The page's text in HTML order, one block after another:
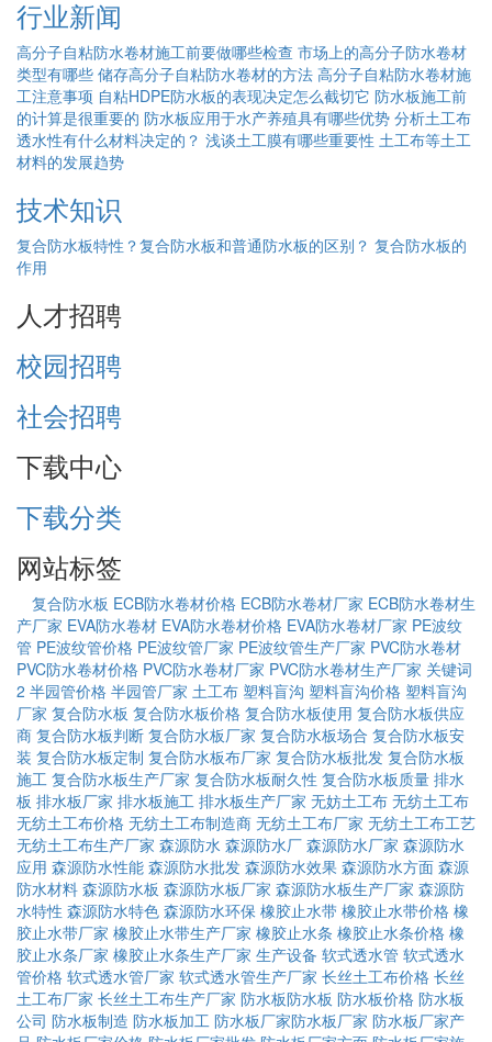
行业新闻
高分子自粘防水卷材施工前要做哪些检查 市场上的高分子防水卷材
类型有哪些 储存高分子自粘防水卷材的方法 高分子自粘防水卷材施
工注意事项 自粘HDPE防水板的表现决定怎么截切它 防水板施工前
的计算是很重要的 防水板应用于水产养殖具有哪些优势 分析土工布
透水性有什么材料决定的？ 浅谈土工膜有哪些重要性 土工布等土工
材料的发展趋势
技术知识
复合防水板特性？​复合防水板和普通防水板的区别？ 复合防水板的
作用
人才招聘
校园招聘
社会招聘
下载中心
下载分类
网站标签
复合防水板 ECB防水卷材价格 ECB防水卷材厂家 ECB防水卷材生
产厂家 EVA防水卷材 EVA防水卷材价格 EVA防水卷材厂家 PE波纹
管 PE波纹管价格 PE波纹管厂家 PE波纹管生产厂家 PVC防水卷材
PVC防水卷材价格 PVC防水卷材厂家 PVC防水卷材生产厂家 关键词
2 半园管价格 半园管厂家 土工布 塑料盲沟 塑料盲沟价格 塑料盲沟
厂家 复合防水板 复合防水板价格 复合防水板使用 复合防水板供应
商 复合防水板判断 复合防水板厂家 复合防水板场合 复合防水板安
装 复合防水板定制 复合防水板布厂家 复合防水板批发 复合防水板
施工 复合防水板生产厂家 复合防水板耐久性 复合防水板质量 排水
板 排水板厂家 排水板施工 排水板生产厂家 无妨土工布 无纺土工布
无纺土工布价格 无纺土工布制造商 无纺土工布厂家 无纺土工布工艺
无纺土工布生产厂家 森源防水 森源防水厂 森源防水厂家 森源防水
应用 森源防水性能 森源防水批发 森源防水效果 森源防水方面 森源
防水材料 森源防水板 森源防水板厂家 森源防水板生产厂家 森源防
水特性 森源防水特色 森源防水环保 橡胶止水带 橡胶止水带价格 橡
胶止水带厂家 橡胶止水带生产厂家 橡胶止水条 橡胶止水条价格 橡
胶止水条厂家 橡胶止水条生产厂家 生产设备 软式透水管 软式透水
管价格 软式透水管厂家 软式透水管生产厂家 长丝土工布价格 长丝
土工布厂家 长丝土工布生产厂家 防水板​防水板 防水板价格 防水板
公司 防水板制造 防水板加工 防水板厂家​防水板厂家 防水板厂家产